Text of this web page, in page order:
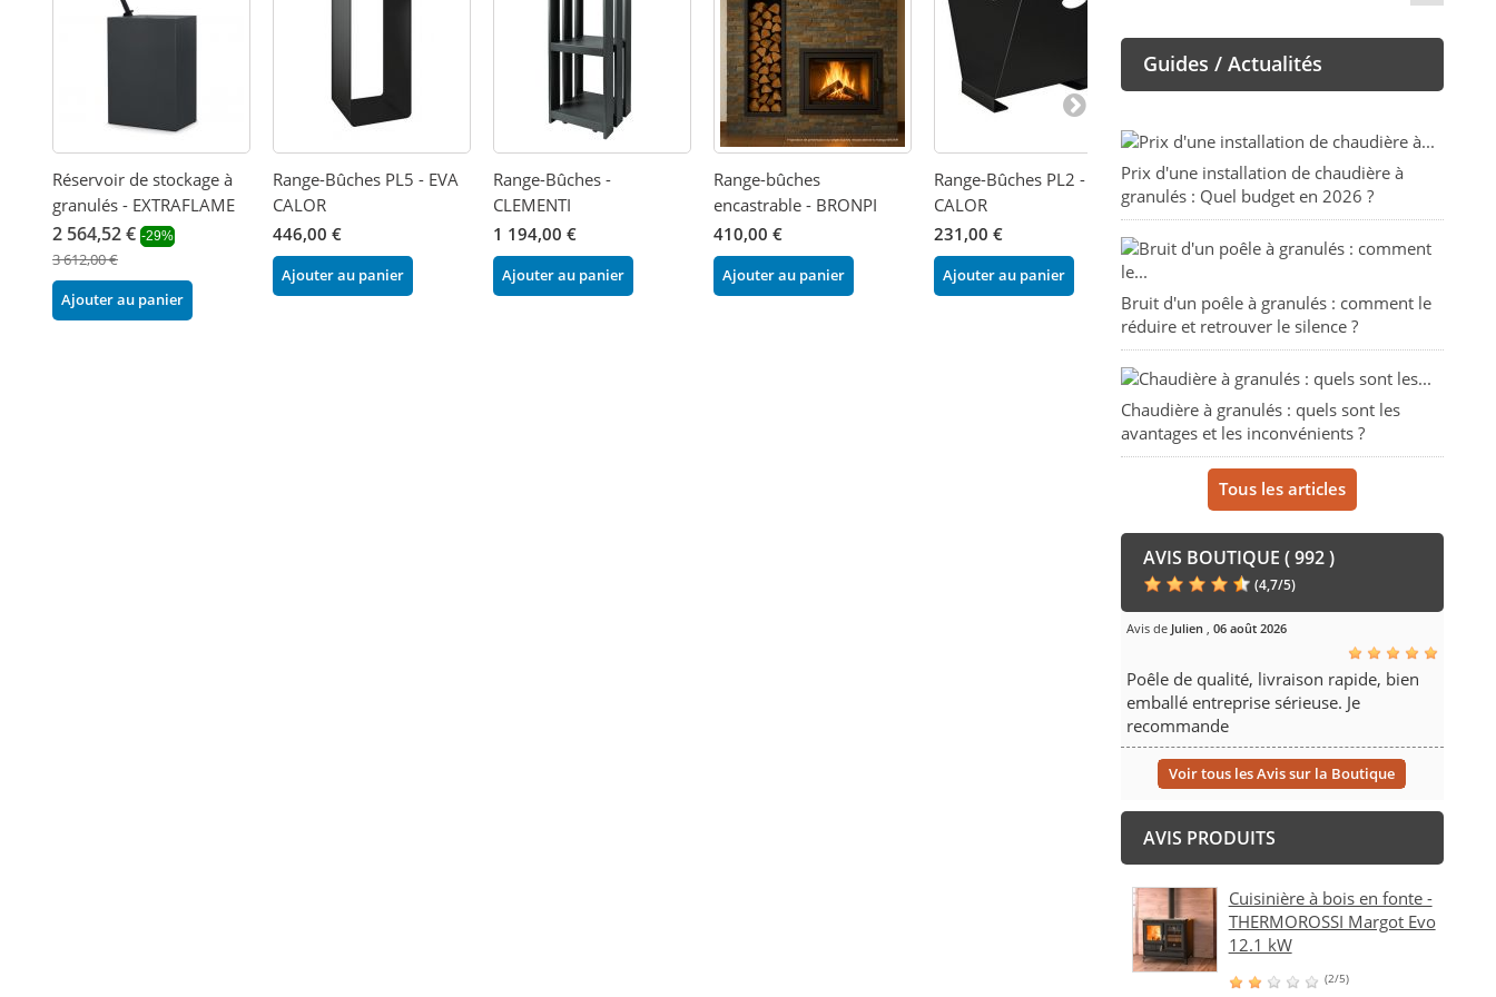
Réservoir de stockage à
granulés - EXTRAFLAME
2 564,52 € -29%
3 612,00 €
Ajouter au panier
Range-Bûches PL5 - EVA
CALOR
446,00 €
Ajouter au panier
Range-Bûches -
CLEMENTI
1 194,00 €
Ajouter au panier
Range-bûches
encastrable - BRONPI
410,00 €
Ajouter au panier
Range-Bûches PL2 - EVA
CALOR
231,00 €
Ajouter au panier
Range-Bûches PL1 - EVA
CALOR
Range-bûches
Guides / Actualités
Prix d'une installation de chaudière à
granulés : Quel budget en 2026 ?
Bruit d'un poêle à granulés : comment le
réduire et retrouver le silence ?
Chaudière à granulés : quels sont les
avantages et les inconvénients ?
Tous les articles
AVIS BOUTIQUE ( 992 )
(4,7/5)
Avis de Julien, 06 août 2026
Poêle de qualité, livraison rapide, bien
emballé entreprise sérieuse. Je
recommande
Voir tous les Avis sur la Boutique
AVIS PRODUITS
Cuisinière à bois en fonte -
THERMOROSSI Margot Evo
12.1 kW
(2/5)